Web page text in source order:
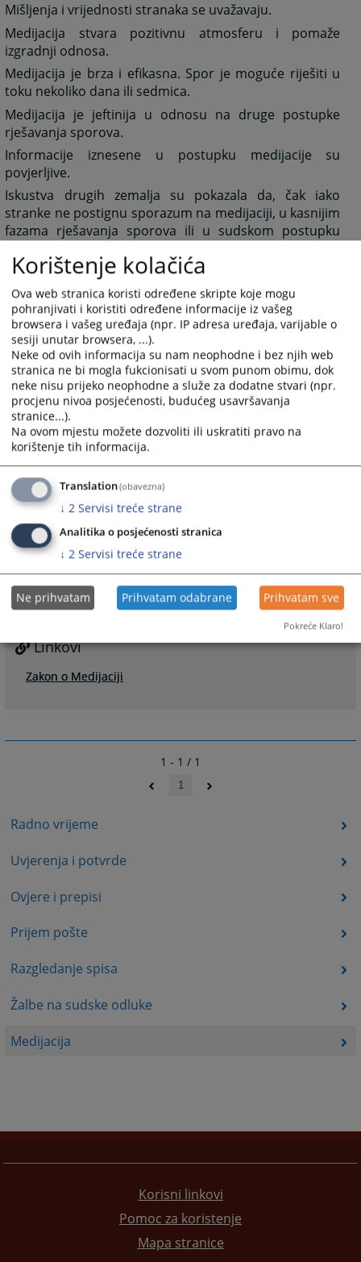
Radno vrijeme
Uvjerenja i potvrde
Ovjere i prepisi
Prijem pošte
Razgledanje spisa
Žalbe na sudske odluke
Medijacija
Mišljenja i vrijednosti stranaka se uvažavaju.
Medijacija stvara pozitivnu atmosferu i pomaže
izgradnji odnosa.
Medijacija je brza i efikasna. Spor je moguće riješiti u
toku nekoliko dana ili sedmica.
Medijacija je jeftinija u odnosu na druge postupke
rješavanja sporova.
Informacije iznesene u postupku medijacije su
povjerljive.
Iskustva drugih zemalja su pokazala da, čak iako
stranke ne postignu sporazum na medijaciji, u kasnijim
fazama rješavanja sporova ili u sudskom postupku
Osnovni principi u postupku medijacije
Dobrovoljnost- Strane u sporu dobrovoljno pokreću
postupak medijacije i sudjeluju u postizanju
sporazuma.
Povjerljivost- Postupak medijacije je povjerljive
prirode. Izjave stranaka iznesene u postupku medijacije
ne mogu se bez odobrenja stranaka koristiti kao dokaz
u bilo kojem drugom postupku.
Jednakost stranaka- Stranke u postupku medijacije
imaju jednaka prava.
Neutralnost medijatora- Medijator posreduje na
neutralan način, bez predrasuda u pogledu stranaka i
predmeta spora.
1831PREGLEDA
Linkovi
Zakon o Medijaciji
1 - 1 / 1
1
Korisni linkovi
Pomoc za koristenje
Mapa stranice
Korištenje kolačića
Ova web stranica koristi određene skripte koje mogu
pohranjivati i koristiti određene informacije iz vašeg
browsera i vašeg uređaja (npr. IP adresa uređaja, varijable o
sesiji unutar browsera, ...).
Neke od ovih informacija su nam neophodne i bez njih web
stranica ne bi mogla fukcionisati u svom punom obimu, dok
neke nisu prijeko neophodne a služe za dodatne stvari (npr.
procjenu nivoa posjećenosti, budućeg usavršavanja
stranice...).
Na ovom mjestu možete dozvoliti ili uskratiti pravo na
korištenje tih informacija.
Translation(obavezna)
↓ 2 Servisi treće strane
Analitika o posjećenosti stranica
↓ 2 Servisi treće strane
Ne prihvatam Prihvatam odabrane Prihvatam sve
Pokreće Klaro!